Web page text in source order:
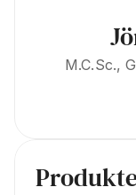
M.C.Sc.,